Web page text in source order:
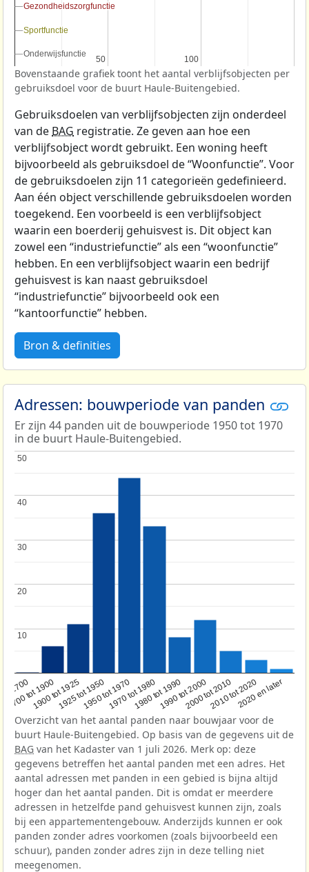
50
50 100
100
Gezondheidszorgfunctie
Gezondheidszorgfunctie
Sportfunctie
Sportfunctie
Onderwijsfunctie
Onderwijsfunctie
Bovenstaande grafiek toont het aantal verblijfsobjecten per
gebruiksdoel voor de buurt Haule-Buitengebied.
Gebruiksdoelen van verblijfsobjecten zijn onderdeel
van de BAG registratie. Ze geven aan hoe een
verblijfsobject wordt gebruikt. Een woning heeft
bijvoorbeeld als gebruiksdoel de “Woonfunctie”. Voor
de gebruiksdoelen zijn 11 categorieën gedefinieerd.
Aan één object verschillende gebruiksdoelen worden
toegekend. Een voorbeeld is een verblijfsobject
waarin een boerderij gehuisvest is. Dit object kan
zowel een “industriefunctie” als een “woonfunctie”
hebben. En een verblijfsobject waarin een bedrijf
gehuisvest is kan naast gebruiksdoel
“industriefunctie” bijvoorbeeld ook een
“kantoorfunctie” hebben.
Bron & definities
Adressen: bouwperiode van panden
Er zijn 44 panden uit de bouwperiode 1950 tot 1970
in de buurt Haule-Buitengebied.
1700
1700 tot 1900
1900 tot 19251925 tot 19501950 tot 19701970 tot 19801980 tot 19901990 tot 20002000 tot 20102010 tot 20202020 en later
10
10
20
20
30
30
40
40
50
50
Overzicht van het aantal panden naar bouwjaar voor de
buurt Haule-Buitengebied. Op basis van de gegevens uit de
BAG van het Kadaster van 1 juli 2026. Merk op: deze
gegevens betreffen het aantal panden met een adres. Het
aantal adressen met panden in een gebied is bijna altijd
hoger dan het aantal panden. Dit is omdat er meerdere
adressen in hetzelfde pand gehuisvest kunnen zijn, zoals
bij een appartementengebouw. Anderzijds kunnen er ook
panden zonder adres voorkomen (zoals bijvoorbeeld een
schuur), panden zonder adres zijn in deze telling niet
meegenomen.